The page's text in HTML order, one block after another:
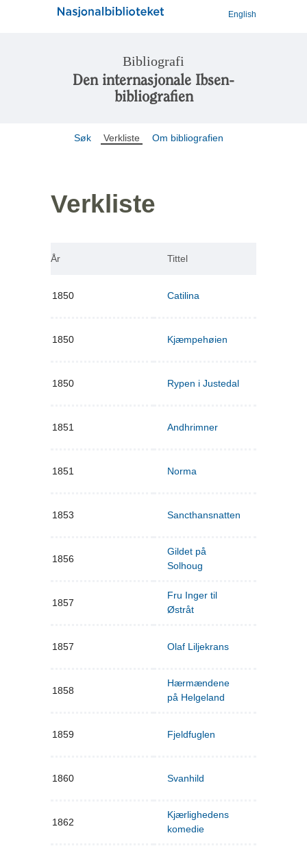
English
Bibliografi
Den internasjonale Ibsen-
bibliografien
Søk Verkliste Om bibliografien
Verkliste
År Tittel
1850 Catilina
1850 Kjæmpehøien
1850 Rypen i Justedal
1851 Andhrimner
1851 Norma
1853 Sancthansnatten
1856
Gildet på
Solhoug
1857
Fru Inger til
Østråt
1857 Olaf Liljekrans
1858
Hærmændene
på Helgeland
1859 Fjeldfuglen
1860 Svanhild
1862
Kjærlighedens
komedie